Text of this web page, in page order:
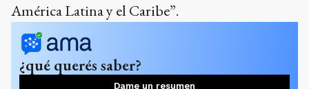
América Latina y el Caribe”.
¿qué querés saber?
Dame un resumen